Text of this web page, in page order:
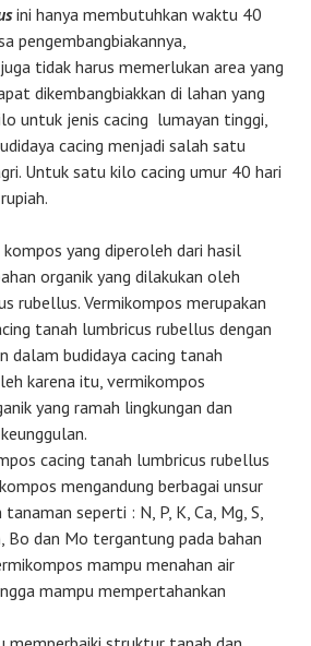
ini hanya membutuhkan waktu 40
pengembangbiakannya,
tidak harus memerlukan area yang
dikembangbiakkan di lahan yang
untuk jenis cacing lumayan tinggi,
cacing menjadi salah satu
Untuk satu kilo cacing umur 40 hari
yang diperoleh dari hasil
organik yang dilakukan oleh
rubellus. Vermikompos merupakan
tanah lumbricus rubellus dengan
dalam budidaya cacing tanah
karena itu, vermikompos
yang ramah lingkungan dan
cacing tanah lumbricus rubellus
mengandung berbagai unsur
seperti : N, P, K, Ca, Mg, S,
Bo dan Mo tergantung pada bahan
mampu menahan air
mampu mempertahankan